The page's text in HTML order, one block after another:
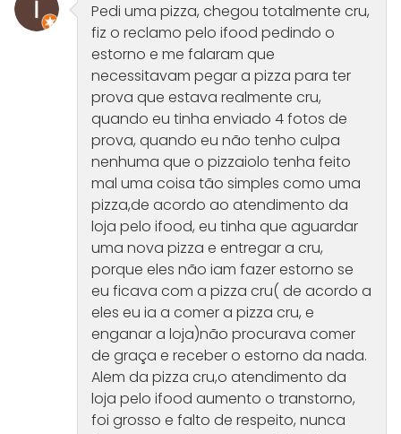
Pedi uma pizza, chegou totalmente cru,
fiz o reclamo pelo ifood pedindo o
estorno e me falaram que
necessitavam pegar a pizza para ter
prova que estava realmente cru,
quando eu tinha enviado 4 fotos de
prova, quando eu não tenho culpa
nenhuma que o pizzaiolo tenha feito
mal uma coisa tão simples como uma
pizza,de acordo ao atendimento da
loja pelo ifood, eu tinha que aguardar
uma nova pizza e entregar a cru,
porque eles não iam fazer estorno se
eu ficava com a pizza cru( de acordo a
eles eu ia a comer a pizza cru, e
enganar a loja)não procurava comer
de graça e receber o estorno da nada.
Alem da pizza cru,o atendimento da
loja pelo ifood aumento o transtorno,
foi grosso e falto de respeito, nunca